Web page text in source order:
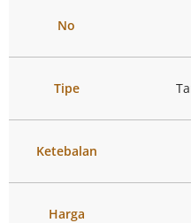
No
Tipe
Ketebalan
Harga